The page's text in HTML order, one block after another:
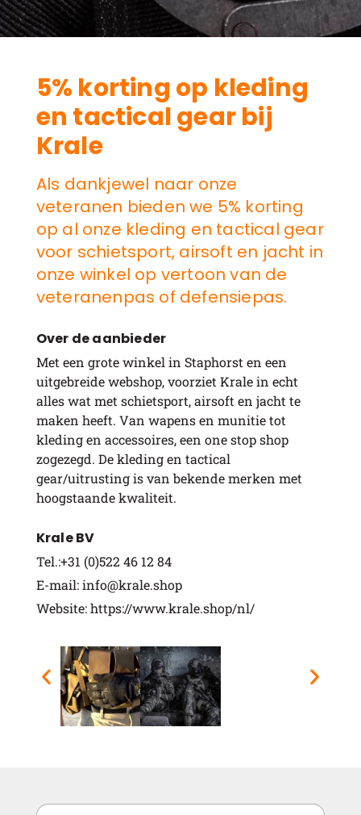
5% korting op kleding
en tactical gear bij
Krale
Als dankjewel naar onze
veteranen bieden we 5% korting
op al onze kleding en tactical gear
voor schietsport, airsoft en jacht in
onze winkel op vertoon van de
veteranenpas of defensiepas.
Over de aanbieder
Met een grote winkel in Staphorst en een
uitgebreide webshop, voorziet Krale in echt
alles wat met schietsport, airsoft en jacht te
maken heeft. Van wapens en munitie tot
kleding en accessoires, een one stop shop
zogezegd. De kleding en tactical
gear/uitrusting is van bekende merken met
hoogstaande kwaliteit.
Krale BV
Tel.:+31 (0)522 46 12 84
E-mail: info@krale.shop
Website: https://www.krale.shop/nl/